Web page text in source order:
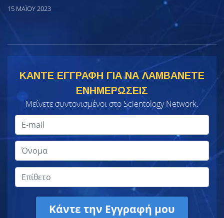
15 ΜΑΪΟΥ 2023
ΚΑΝΤΕ ΕΓΓΡΑΦΗ ΓΙΑ ΝΑ ΛΑΜΒΑΝΕΤΕ
ΕΝΗΜΕΡΩΣΕΙΣ
Μείνετε συντονισμένοι στο Scientology Network.
Κάντε την Εγγραφή μου